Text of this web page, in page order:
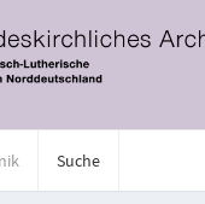
Suche